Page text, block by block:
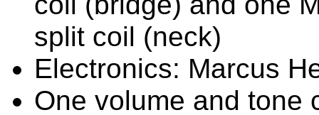
split coil (neck)
Electronics: Marcus
One volume and tone